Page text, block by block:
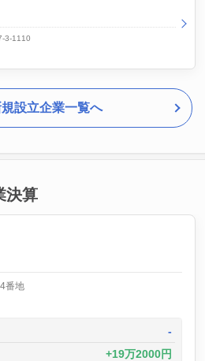
3-1110
設立企業一覧へ
決算
番地
-
19万2000円